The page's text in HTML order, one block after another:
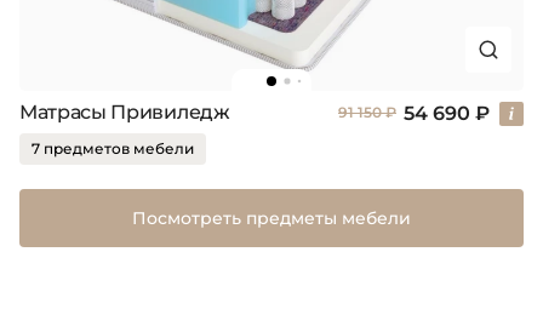
Матрасы Привиледж 91 150 ₽ 54 690 ₽
7 предметов мебели
Посмотреть предметы мебели